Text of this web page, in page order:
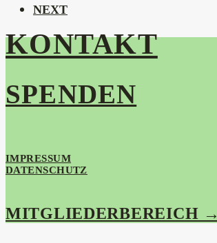
NEXT
KONTAKT
SPENDEN
IMPRESSUM
DATENSCHUTZ
MITGLIEDERBEREICH →